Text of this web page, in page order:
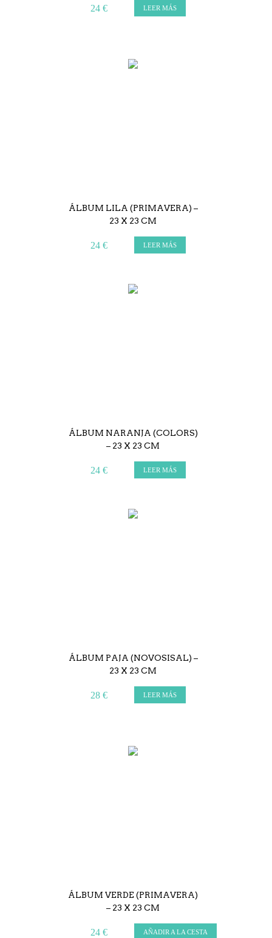
24 € LEER MÁS
ÁLBUM LILA (PRIMAVERA) –
23 X 23 CM
24 € LEER MÁS
ÁLBUM NARANJA (COLORS)
– 23 X 23 CM
24 € LEER MÁS
ÁLBUM PAJA (NOVOSISAL) –
23 X 23 CM
28 € LEER MÁS
ÁLBUM VERDE (PRIMAVERA)
– 23 X 23 CM
24 € AÑADIR A LA CESTA